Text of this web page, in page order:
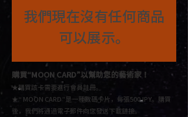
我們現在沒有任何商品
可以展示。
購買“MOON CARD”以幫助您的藝術家！
★購買該卡需要進行會員註冊。
★“ MOON CARD”是一種數碼卡片，每張500JPY。 購買
後，我們將通過電子郵件向您發送下載鏈接。